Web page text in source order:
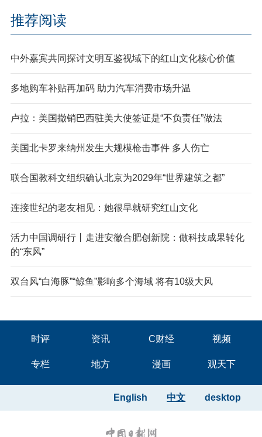
推荐阅读
中外嘉宾共同探讨文明互鉴视域下的红山文化核心价值
多地购车补贴再加码 助力汽车消费市场升温
卢拉：美国撤销巴西驻美大使签证是“不负责任”做法
美国北卡罗来纳州发生大规模枪击事件 多人伤亡
联合国教科文组织确认北京为2029年“世界建筑之都”
连接世纪的老友相见：她很早就研究红山文化
活力中国调研行丨走进安徽合肥创新院：做科技成果转化
的“东风”
双台风“白海豚”“鲸鱼”影响多个海域 将有10级大风
时评 资讯 C财经 视频
专栏 地方 漫画 观天下
desktop
中文
English